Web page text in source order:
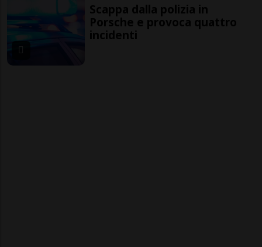
Scappa dalla polizia in
Porsche e provoca quattro
incidenti